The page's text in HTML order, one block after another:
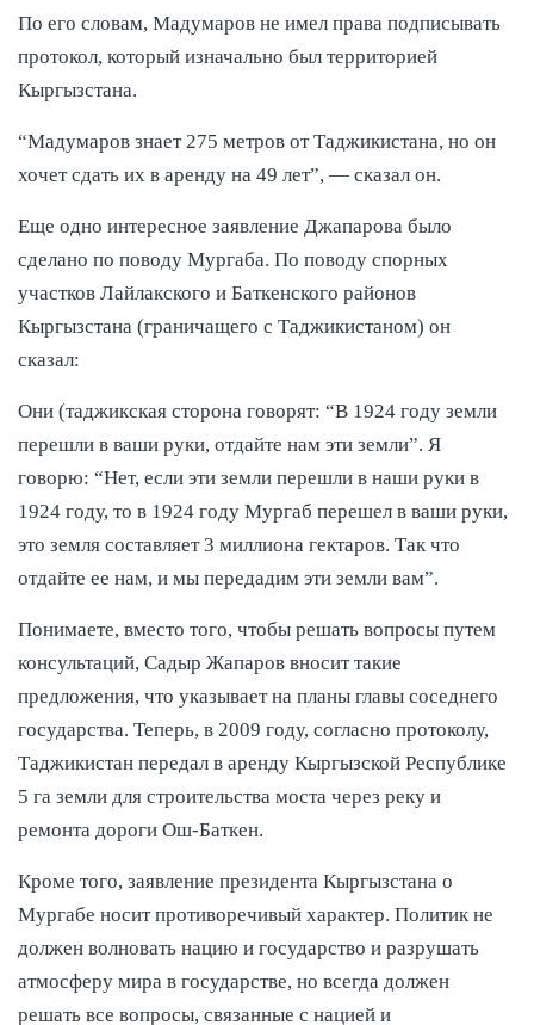
По его словам, Мадумаров не имел права подписывать
протокол, который изначально был территорией
Кыргызстана.
“Мадумаров знает 275 метров от Таджикистана, но он
хочет сдать их в аренду на 49 лет”, — сказал он.
Еще одно интересное заявление Джапарова было
сделано по поводу Мургаба. По поводу спорных
участков Лайлакского и Баткенского районов
Кыргызстана (граничащего с Таджикистаном) он
сказал:
Они (таджикская сторона говорят: “В 1924 году земли
перешли в ваши руки, отдайте нам эти земли”. Я
говорю: “Нет, если эти земли перешли в наши руки в
1924 году, то в 1924 году Мургаб перешел в ваши руки,
это земля составляет 3 миллиона гектаров. Так что
отдайте ее нам, и мы передадим эти земли вам”.
Понимаете, вместо того, чтобы решать вопросы путем
консультаций, Садыр Жапаров вносит такие
предложения, что указывает на планы главы соседнего
государства. Теперь, в 2009 году, согласно протоколу,
Таджикистан передал в аренду Кыргызской Республике
5 га земли для строительства моста через реку и
ремонта дороги Ош-Баткен.
Кроме того, заявление президента Кыргызстана о
Мургабе носит противоречивый характер. Политик не
должен волновать нацию и государство и разрушать
атмосферу мира в государстве, но всегда должен
решать все вопросы, связанные с нацией и